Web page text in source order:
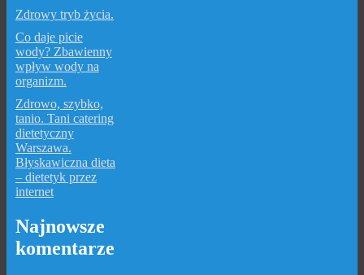
Zdrowy tryb życia.
Co daje picie
wody? Zbawienny
wpływ wody na
organizm.
Zdrowo, szybko,
tanio. Tani catering
dietetyczny
Warszawa.
Błyskawiczna dieta
– dietetyk przez
internet
Najnowsze
komentarze